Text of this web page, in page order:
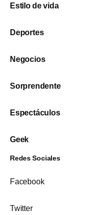
Estilo de vida
Deportes
Negocios
Sorprendente
Espectáculos
Geek
Redes Sociales
Facebook
Twitter